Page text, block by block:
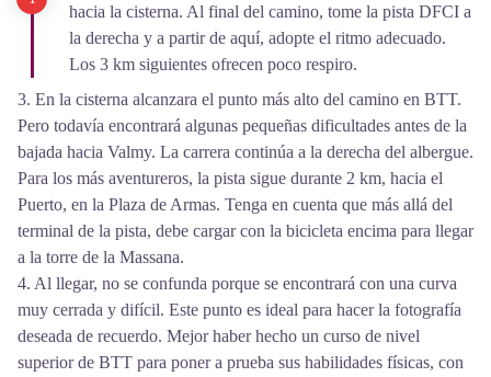
hacia la cisterna. Al final del camino, tome la pista DFCI a
la derecha y a partir de aquí, adopte el ritmo adecuado.
Los 3 km siguientes ofrecen poco respiro.
3. En la cisterna alcanzara el punto más alto del camino en BTT.
Pero todavía encontrará algunas pequeñas dificultades antes de la
bajada hacia Valmy. La carrera continúa a la derecha del albergue.
Para los más aventureros, la pista sigue durante 2 km, hacia el
Puerto, en la Plaza de Armas. Tenga en cuenta que más allá del
terminal de la pista, debe cargar con la bicicleta encima para llegar
a la torre de la Massana.
4. Al llegar, no se confunda porque se encontrará con una curva
muy cerrada y difícil. Este punto es ideal para hacer la fotografía
deseada de recuerdo. Mejor haber hecho un curso de nivel
superior de BTT para poner a prueba sus habilidades físicas, con